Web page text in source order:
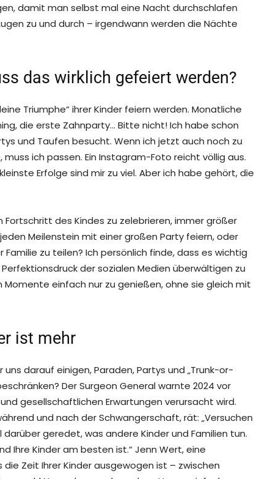
damit man selbst mal eine Nacht durchschlafen
zu und durch – irgendwann werden die Nächte
das wirklich gefeiert werden?
Triumphe“ ihrer Kinder feiern werden. Monatliche
die erste Zahnparty… Bitte nicht! Ich habe schon
und Taufen besucht. Wenn ich jetzt auch noch zu
ich passen. Ein Instagram-Foto reicht völlig aus.
Erfolge sind mir zu viel. Aber ich habe gehört, die
Fortschritt des Kindes zu zelebrieren, immer größer
Meilenstein mit einer großen Party feiern, oder
zu teilen? Ich persönlich finde, dass es wichtig
der sozialen Medien überwältigen zu
einfach nur zu genießen, ohne sie gleich mit
ist mehr
darauf einigen, Paraden, Partys und „Trunk-or-
Der Surgeon General warnte 2024 vor
gesellschaftlichen Erwartungen verursacht wird.
und nach der Schwangerschaft, rät: „Versuchen
darüber geredet, was andere Kinder und Familien tun.
Ihre Kinder am besten ist.“ Jenn Wert, eine
Zeit Ihrer Kinder ausgewogen ist – zwischen